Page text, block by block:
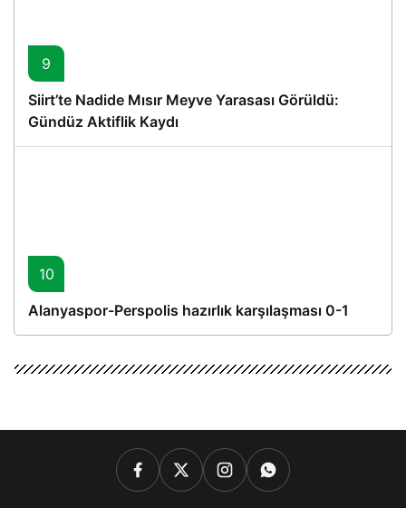
9
Siirt’te Nadide Mısır Meyve Yarasası Görüldü:
Gündüz Aktiflik Kaydı
10
Alanyaspor-Perspolis hazırlık karşılaşması 0-1